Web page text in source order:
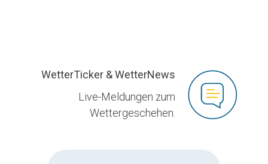
WetterTicker & WetterNews
Live-Meldungen zum
Wettergeschehen.